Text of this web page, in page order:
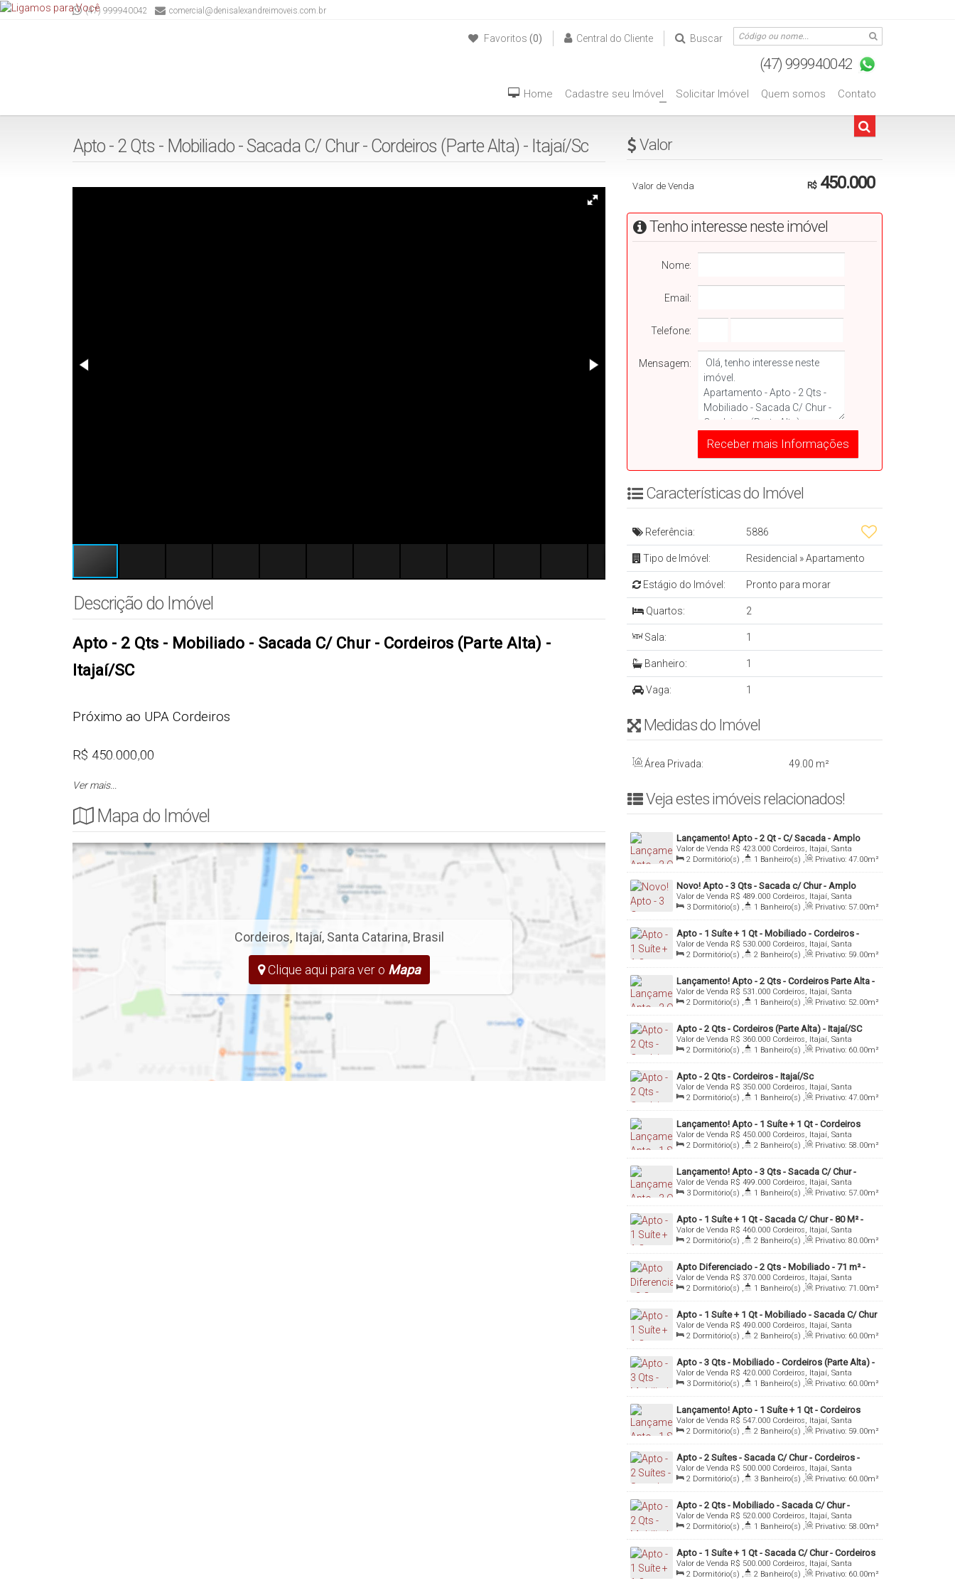
(47) 999940042 comercial@denisalexandreimoveis.com.br
Buscar
Central do Cliente
Favoritos (0)
(47) 999940042
Contato
Quem somos
Solicitar Imóvel
+
Cadastre seu Imóvel
Home
Apto - 2 Qts - Mobiliado - Sacada C/ Chur - Cordeiros (Parte Alta) - Itajaí/Sc
Descrição do Imóvel
Apto - 2 Qts - Mobiliado - Sacada C/ Chur - Cordeiros (Parte Alta) -
Itajaí/SC
Próximo ao UPA Cordeiros
R$ 450.000,00
Sugestão 1: R$ 46.000,00 entrada + R$ 20.000,00 FGTS e parcelas que iniciam em R$
4.503,00 e terminam em R$ 948,00
Sugestão 2: R$ 80.000,00 entrada + R$ 34.000,00 FGTS e parcelas fixas de R$ 3.269,00
- 2 Quartos
Ver mais...
Mapa do Imóvel
Cordeiros, Itajaí, Santa Catarina, Brasil
Clique aqui para ver o Mapa
Valorㅤㅤㅤㅤㅤㅤㅤㅤㅤㅤㅤㅤㅤ
R$450.000
Valor de Venda
Tenho interesse neste imóvel
Nome:
Email:
Telefone:
Mensagem:
Características do Imóvelㅤㅤㅤ ㅤ
Referência: 5886
Tipo de Imóvel: Residencial »Apartamento
Estágio do Imóvel: Pronto para morar
Quartos: 2
Sala: 1
Banheiro: 1
Vaga: 1
Medidas do Imóvelㅤ ㅤㅤ ㅤㅤ ㅤ
Área Privada: 49 .00 m²
Veja estes imóveis relacionados!ㅤ
Lançamento! Apto - 2 Qt - C/ Sacada - Amplo
Lazer - Cordeiros Parte Alta
R$ 423.000
Valor de Venda
Cordeiros, Itajaí, Santa
Catarina, Brasil
2 Dormitório(s) , 1 Banheiro(s) , Privativo: 47.00m²
,
1 Sala(s) , Total: 80.00m² , 1 Vaga(s)
Novo! Apto - 3 Qts - Sacada c/ Chur - Amplo
Lazer - Cordeiros (Parte Alta) - Itajaí/SC
R$ 489.000
Valor de Venda
Cordeiros, Itajaí, Santa
Catarina, Brasil
3 Dormitório(s) , 1 Banheiro(s) , Privativo: 57.00m²
,
1 Sala(s) , 1 Vaga(s)
Apto - 1 Suíte + 1 Qt - Mobiliado - Cordeiros -
Parte Alta - Itajaí/SC
R$ 530.000
Valor de Venda
Cordeiros, Itajaí, Santa
Catarina, Brasil
2 Dormitório(s) , 2 Banheiro(s) , Privativo: 59.00m²
,
1 Sala(s) , 1 Suíte(s) , 1 Vaga(s) , Útil: 59.00m²
Lançamento! Apto - 2 Qts - Cordeiros Parte Alta -
Itajaí/SC
R$ 531.000
Valor de Venda
Cordeiros, Itajaí, Santa
Catarina, Brasil
2 Dormitório(s) , 1 Banheiro(s) , Privativo: 52.00m²
,
1 Sala(s) , Total: 91.00m² , 1 Vaga(s)
Apto - 2 Qts - Cordeiros (Parte Alta) - Itajaí/SC
R$ 360.000
Valor de Venda
Cordeiros, Itajaí, Santa
Catarina, Brasil
2 Dormitório(s) , 1 Banheiro(s) , Privativo: 60.00m²
,
1 Sala(s) , 1 Vaga(s)
Apto - 2 Qts - Cordeiros - Itajaí/Sc
R$ 350.000
Valor de Venda
Cordeiros, Itajaí, Santa
Catarina, Brasil
2 Dormitório(s) , 1 Banheiro(s) , Privativo: 47.00m²
,
1 Sala(s) , 1 Vaga(s)
Lançamento! Apto - 1 Suíte + 1 Qt - Cordeiros
(Parte Alta) - Itajaí/SC
R$ 450.000
Valor de Venda
Cordeiros, Itajaí, Santa
Catarina, Brasil
2 Dormitório(s) , 2 Banheiro(s) , Privativo: 58.00m²
,
1 Sala(s) , 1 Suíte(s) , 1 Vaga(s)
Lançamento! Apto - 3 Qts - Sacada C/ Chur -
Cordeiros ( Parte Alta ) Itajaí/SC
R$ 499.000
Valor de Venda
Cordeiros, Itajaí, Santa
Catarina, Brasil
3 Dormitório(s) , 1 Banheiro(s) , Privativo: 57.00m²
,
1 Sala(s) , 1 Vaga(s)
Apto - 1 Suíte + 1 Qt - Sacada C/ Chur - 80 M² -
Cordeiros (Parte Alta) - Itajaí/Sc
R$ 460.000
Valor de Venda
Cordeiros, Itajaí, Santa
Catarina, Brasil
2 Dormitório(s) , 2 Banheiro(s) , Privativo: 80.00m²
,
1 Sala(s) , 1 Suíte(s) , 1 Vaga(s)
Apto Diferenciado - 2 Qts - Mobiliado - 71 m² -
Cordeiros - Itajaí/SC
R$ 370.000
Valor de Venda
Cordeiros, Itajaí, Santa
Catarina, Brasil
2 Dormitório(s) , 1 Banheiro(s) , Privativo: 71 .00m²
,
1 Sala(s) , 1 Vaga(s)
Apto - 1 Suíte + 1 Qt - Mobiliado - Sacada C/ Chur
- Cordeiros (Parte Alta) - Itajaí/Sc
R$ 490.000
Valor de Venda
Cordeiros, Itajaí, Santa
Catarina, Brasil
2 Dormitório(s) , 2 Banheiro(s) , Privativo: 60.00m²
,
1 Sala(s) , 1 Suíte(s) , 1 Vaga(s)
Apto - 3 Qts - Mobiliado - Cordeiros (Parte Alta) -
Itajaí/SC
R$ 420.000
Valor de Venda
Cordeiros, Itajaí, Santa
Catarina, Brasil
3 Dormitório(s) , 1 Banheiro(s) , Privativo: 60.00m²
,
1 Sala(s) , 1 Vaga(s)
Lançamento! Apto - 1 Suíte + 1 Qt - Cordeiros
(Parte Alta) - Itajaí/SC
R$ 547.000
Valor de Venda
Cordeiros, Itajaí, Santa
Catarina, Brasil
2 Dormitório(s) , 2 Banheiro(s) , Privativo: 59.00m²
,
1 Sala(s) , 1 Suíte(s) , 1 Vaga(s)
Apto - 2 Suítes - Sacada C/ Chur - Cordeiros -
Itajaí/SC
R$ 500.000
Valor de Venda
Cordeiros, Itajaí, Santa
Catarina, Brasil
2 Dormitório(s) , 3 Banheiro(s) , Privativo: 60.00m²
,
1 Sala(s) , 2 Suíte(s) , 1 Vaga(s)
Apto - 2 Qts - Mobiliado - Sacada C/ Chur -
Cordeiros - Itajaí/SC
R$ 520.000
Valor de Venda
Cordeiros, Itajaí, Santa
Catarina, Brasil
2 Dormitório(s) , 1 Banheiro(s) , Privativo: 58.00m²
,
1 Sala(s) , 1 Vaga(s)
Apto - 1 Suíte + 1 Qt - Sacada C/ Chur - Cordeiros
(Parte Alta) - Itajaí/SC
R$ 500.000
Valor de Venda
Cordeiros, Itajaí, Santa
Catarina, Brasil
2 Dormitório(s) , 2 Banheiro(s) , Privativo: 60.00m²